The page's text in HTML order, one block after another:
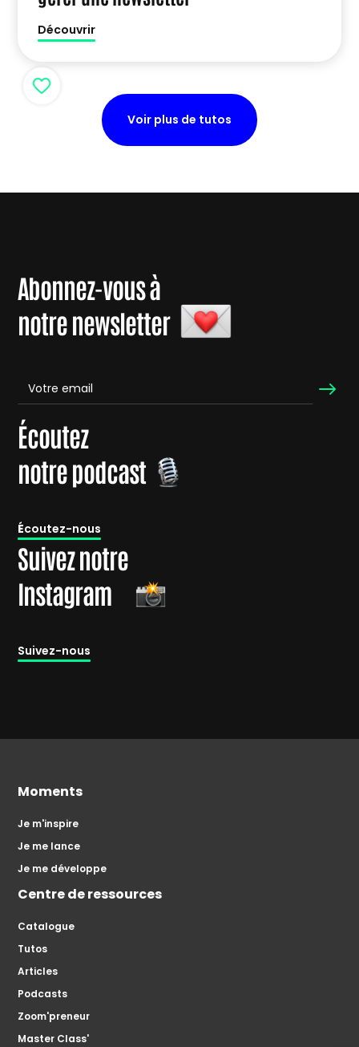
Découvrir
Voir plus de tutos
Abonnez-vous à
notre newsletter
Écoutez
notre podcast
Écoutez-nous
Suivez notre
Instagram
Suivez-nous
Moments
Je m'inspire
Je me lance
Je me développe
Centre de ressources
Catalogue
Tutos
Articles
Podcasts
Zoom'preneur
Master Class'